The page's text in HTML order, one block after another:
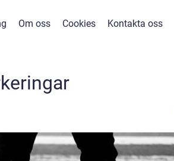
Om oss Cookies Kontakta oss